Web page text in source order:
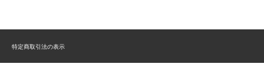
特定商取引法の表示